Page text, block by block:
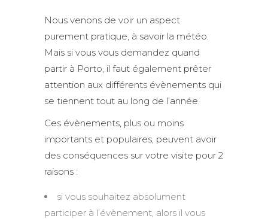
Nous venons de voir un aspect
purement pratique, à savoir la météo.
Mais si vous vous demandez quand
partir à Porto, il faut également prêter
attention aux différents évènements qui
se tiennent tout au long de l’année.
Ces évènements, plus ou moins
importants et populaires, peuvent avoir
des conséquences sur votre visite pour 2
raisons :
si vous souhaitez absolument
participer à l’évènement, alors il vous